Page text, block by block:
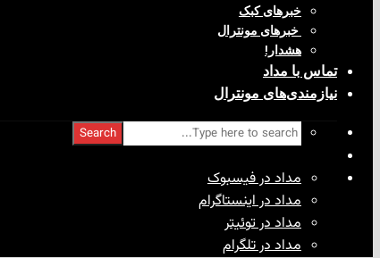
خبرهای کبک
‌ خبرهای مونترال
هشدار!
تماس با مداد
نیازمندی‌های مونترال
Search
مداد در فیسبوک
مداد در اینستاگرام
مداد در توئیتر
مداد در تلگرام